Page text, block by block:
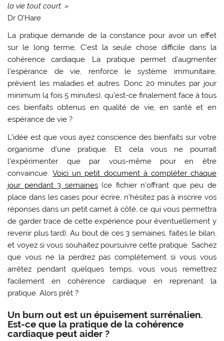
la vie tout court. »
Dr O’Hare
La pratique demande de la constance pour avoir un effet
sur le long terme. C’est la seule chose difficile dans la
cohérence cardiaque. La pratique permet d’augmenter
l’espérance de vie, renforce le système immunitaire,
prévient les maladies et autres. Donc 20 minutes par jour
minimum (4 fois 5 minutes), qu’est-ce finalement face à tous
ces bienfaits obtenus en qualité de vie, en santé et en
espérance de vie ?
L’idée est que vous ayez conscience des bienfaits sur votre
organisme d’une pratique. Et cela vous ne pourrait
l’expérimenter que par vous-même pour en être
convaincue.Voici un petit document à compléter chaque
jour pendant 3 semaines(ce fichier n’offrant que peu de
place dans les cases pour écrire, n’hésitez pas à inscrire vos
réponses dans un petit carnet à côté, ce qui vous permettra
de garder trace de cette expérience pour éventuellement y
revenir plus tard). Au bout de ces 3 semaines, faites le bilan,
et voyez si vous souhaitez poursuivre cette pratique. Sachez
que vous ne la perdrez pas complètement si vous vous
arrêtez pendant quelques temps, vous vous remettrez
facilement en cohérence cardiaque en reprenant la
pratique. Alors prêt ?
Un burn out est un épuisement surrénalien.
Est-ce que la pratique de la cohérence
cardiaque peut aider ?